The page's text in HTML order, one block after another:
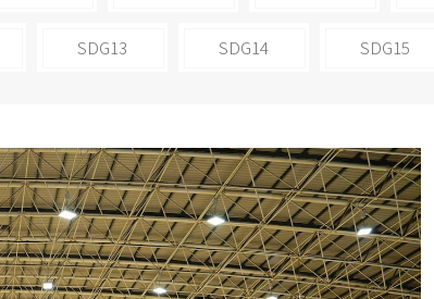
SDG13 SDG14 SDG15